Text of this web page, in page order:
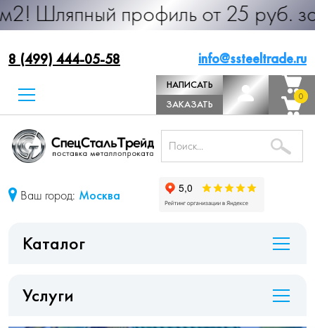
профиль от 25 руб. за м.п.
8 (499) 444-05-58 info@ssteeltrade.ru
НАПИСАТЬ
ДИРЕКТОРУ
ЗАКАЗАТЬ
ЗВОНОК
0
0
Ваш город: Москва
Каталог
Услуги